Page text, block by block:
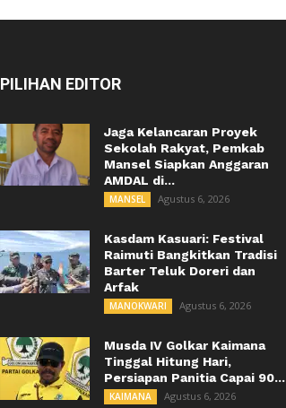
PILIHAN EDITOR
Jaga Kelancaran Proyek
Sekolah Rakyat, Pemkab
Mansel Siapkan Anggaran
AMDAL di...
MANSEL Agustus 6, 2026
Kasdam Kasuari: Festival
Raimuti Bangkitkan Tradisi
Barter Teluk Doreri dan
Arfak
MANOKWARI Agustus 6, 2026
Musda IV Golkar Kaimana
Tinggal Hitung Hari,
Persiapan Panitia Capai 90...
KAIMANA Agustus 6, 2026